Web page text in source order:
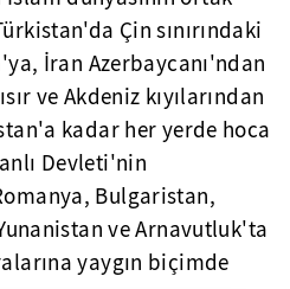
Çin sınırındaki
İran Azerbaycanı'ndan
ve Akdeniz kıyılarından
kadar her yerde hoca
Devleti'nin
Bulgaristan,
ve Arnavutluk'ta
yaygın biçimde